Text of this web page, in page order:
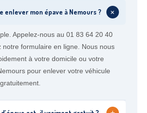
enlever mon épave à Nemours ? +
Appelez-nous au 01 83 64 20 40
notre formulaire en ligne. Nous nous
à votre domicile ou votre
pour enlever votre véhicule